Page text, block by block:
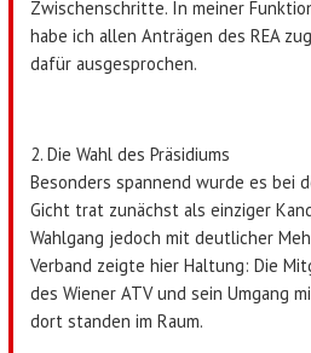
Zwischenschritte. In meiner
habe ich allen Anträgen des REA
dafür ausgesprochen.
2. Die Wahl des Präsidiums
Besonders spannend wurde es bei
Gicht trat zunächst als einziger
Wahlgang jedoch mit deutlicher
Verband zeigte hier Haltung: Die
des Wiener ATV und sein Umgang
dort standen im Raum.